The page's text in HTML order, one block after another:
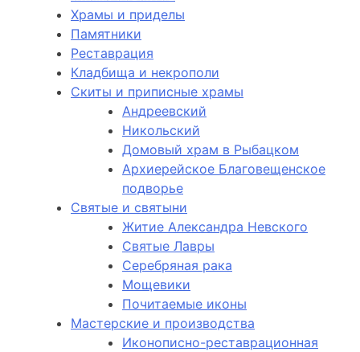
Храмы и приделы
Памятники
Реставрация
Кладбища и некрополи
Скиты и приписные храмы
Андреевский
Никольский
Домовый храм в Рыбацком
Архиерейское Благовещенское
подворье
Святые и святыни
Житие Александра Невского
Святые Лавры
Серебряная рака
Мощевики
Почитаемые иконы
Мастерские и производства
Иконописно-реставрационная